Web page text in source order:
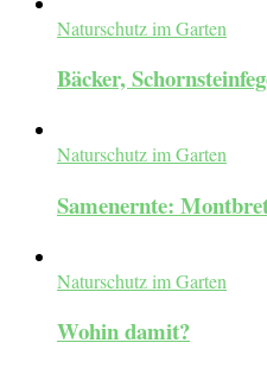
Naturschutz im Garten
Bäcker,
Naturschutz im Garten
Samenernte:
Naturschutz im Garten
Wohin damit?